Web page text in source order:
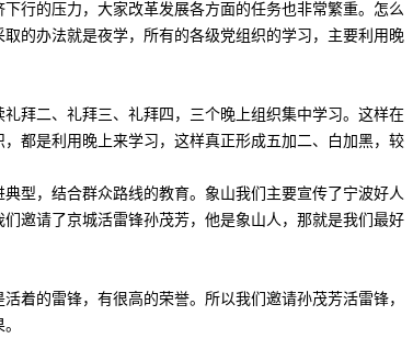
行的压力，大家改革发展各方面的任务也非常繁重。怎么
的办法就是夜学，所有的各级党组织的学习，主要利用晚
二、礼拜三、礼拜四，三个晚上组织集中学习。这样在
都是利用晚上来学习，这样真正形成五加二、白加黑，较
，结合群众路线的教育。象山我们主要宣传了宁波好人
邀请了京城活雷锋孙茂芳，他是象山人，那就是我们最好
的雷锋，有很高的荣誉。所以我们邀请孙茂芳活雷锋，